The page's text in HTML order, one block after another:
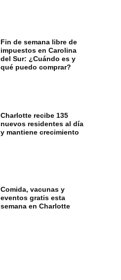
Fin de semana libre de
impuestos en Carolina
del Sur: ¿Cuándo es y
qué puedo comprar?
Charlotte recibe 135
nuevos residentes al día
y mantiene crecimiento
Comida, vacunas y
eventos gratis esta
semana en Charlotte